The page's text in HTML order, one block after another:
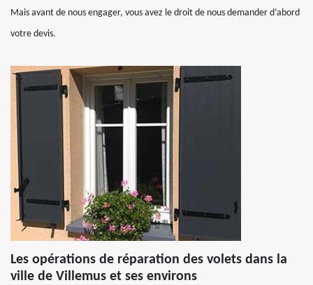
Mais avant de nous engager, vous avez le droit de nous demander d’abord
votre devis.
Les opérations de réparation des volets dans la
ville de Villemus et ses environs